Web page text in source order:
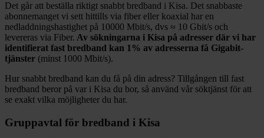
Det går att beställa riktigt snabbt bredband i Kisa. Det snabbaste
abonnemanget vi sett hittills via fiber eller koaxial har en
nedladdningshastighet på 10000 Mbit/s, dvs ≈ 10 Gbit/s och
levereras via Fiber. Av sökningarna i Kisa på adresser där vi har
identifierat fast bredband kan 1% av adresserna få Gigabit-
tjänster (minst 1000 Mbit/s).
Hur snabbt bredband kan du få på din adress? Tillgången till fast
bredband beror på var i Kisa du bor, så använd vår söktjänst för att
se exakt vilka möjligheter du har.
Gruppavtal för bredband i Kisa